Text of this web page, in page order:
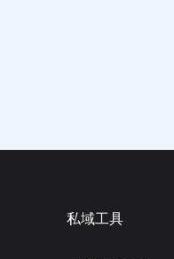
私域工具